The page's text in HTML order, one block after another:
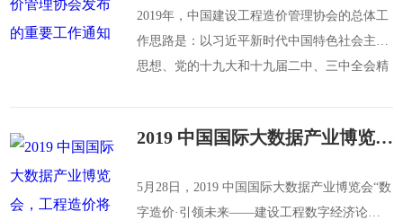
2019年，中国建设工程造价管理协会的总体工
作思路是：以习近平新时代中国特色社会主义
思想、党的十九大和十九届二中、三中全会精
会组织的职能定位
2019 中国国际大数据产业博览会，工程造价将迎来数字化变革
5月28日，2019 中国国际大数据产业博览会“数
字造价·引领未来——建设工程数字经济论